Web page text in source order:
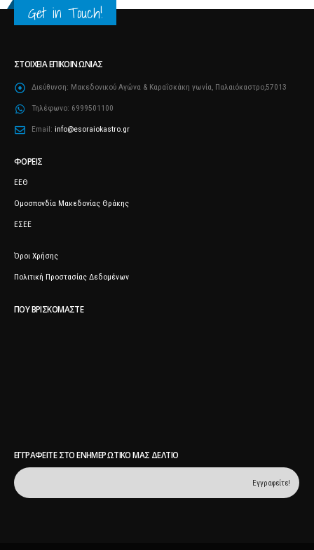
Get in Touch!
ΣΤΟΙΧΕΊΑ ΕΠΙΚΟΙΝΩΝΊΑΣ
Διεύθυνση: Μακεδονικού Αγώνα & Καραΐσκάκη γωνία, Παλαιόκαστρο,57013
Τηλέφωνο: 6999501100
Email: info@esoraiokastro.gr
ΦΟΡΕΊΣ
ΕΕΘ
Ομοσπονδία Μακεδονίας Θράκης
ΕΣΕΕ
Όροι Χρήσης
Πολιτική Προστασίας Δεδομένων
ΠΟΥ ΒΡΙΣΚΌΜΑΣΤΕ
ΕΓΓΡΑΦΕΊΤΕ ΣΤΟ ΕΝΗΜΕΡΩΤΙΚΌ ΜΑΣ ΔΕΛΤΊΟ